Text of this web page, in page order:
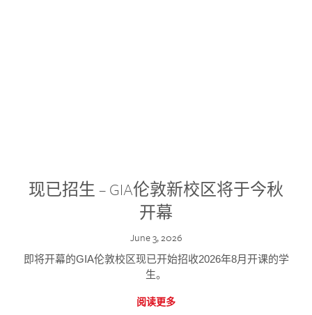
现已招生 – GIA伦敦新校区将于今秋
开幕
June 3, 2026
即将开幕的GIA伦敦校区现已开始招收2026年8月开课的学
生。
阅读更多